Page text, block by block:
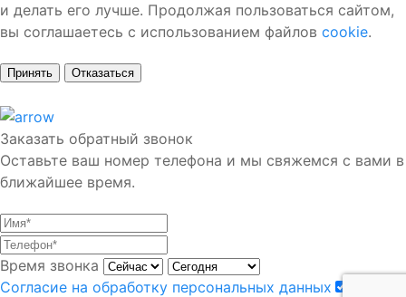
и делать его лучше. Продолжая пользоваться сайтом,
вы соглашаетесь с использованием файлов cookie.
Принять Отказаться
Заказать обратный звонок
Оставьте ваш номер телефона и мы свяжемся с вами в
ближайшее время.
Время звонка
Согласие на обработку персональных данных